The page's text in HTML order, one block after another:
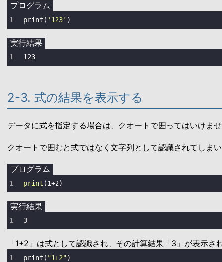
プログラム
print ( '123' )
実行結果
123
2-3. 式の結果を表示する
データに式を指定する場合は、クオートで囲ってはいけま
クオートで囲むと式ではなく文字列として認識されてしま
プログラム
print (1+2)
実行結果
3
「1+2」は式として認識され、その計算結果「3」が表示さ
print ( "1+2")